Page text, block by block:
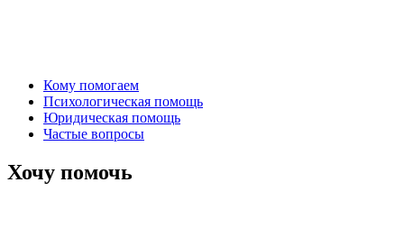
Кому помогаем
Психологическая помощь
Юридическая помощь
Частые вопросы
Хочу помочь